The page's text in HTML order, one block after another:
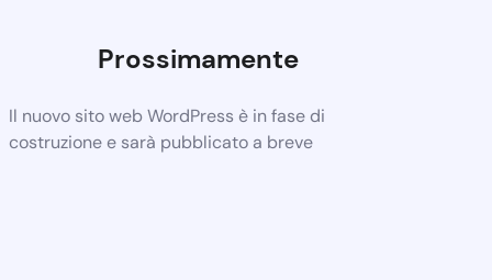
Prossimamente
Il nuovo sito web WordPress è in fase di
costruzione e sarà pubblicato a breve